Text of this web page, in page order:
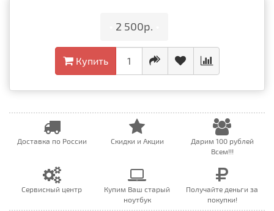
2 500р.
Купить
Доставка по России Скидки и Акции
Дарим 100 рублей
Всем!!!
Сервисный центр
Купим Ваш старый
ноутбук
Получайте деньги за
покупки!